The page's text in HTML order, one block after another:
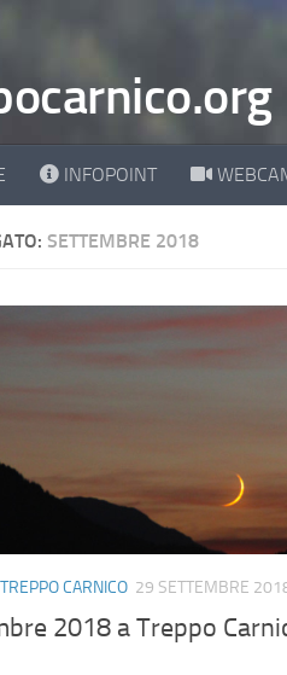
INFOPOINT
SETTEMBRE 2018
CARNICO 29 SETTEMBRE
2018 a Treppo